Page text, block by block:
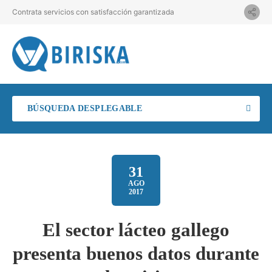
Contrata servicios con satisfacción garantizada
BÚSQUEDA DESPLEGABLE
31
AGO
2017
El sector lácteo gallego
presenta buenos datos durante